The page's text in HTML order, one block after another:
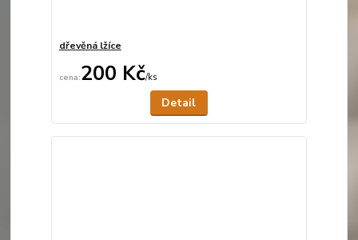
dřevěná lžíce
200 Kč/ks
Detail